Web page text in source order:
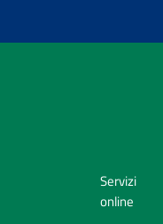
Servizi
online